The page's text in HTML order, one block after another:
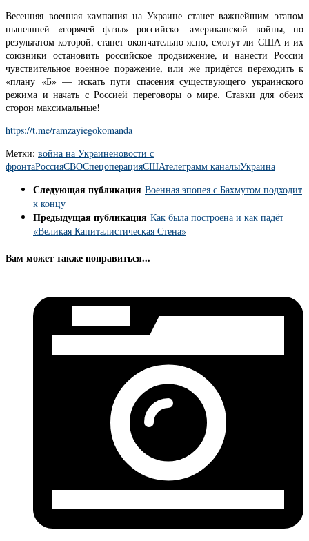
Весенняя военная кампания на Украине станет важнейшим этапом
нынешней «горячей фазы» российско- американской войны, по
результатом которой, станет окончательно ясно, смогут ли США и их
союзники остановить российское продвижение, и нанести России
чувствительное военное поражение, или же придётся переходить к
«плану «Б» — искать пути спасения существующего украинского
режима и начать с Россией переговоры о мире. Ставки для обеих
сторон максимальные!
https://t.me/ramzayiegokomanda
Метки: война на Украиненовости с
фронтаРоссияСВОСпецоперацияСШАтелеграмм каналыУкраина
Следующая публикация Военная эпопея с Бахмутом подходит
к концу
Предыдущая публикация Как была построена и как падёт
«Великая Капиталистическая Стена»
Вам может также понравиться...